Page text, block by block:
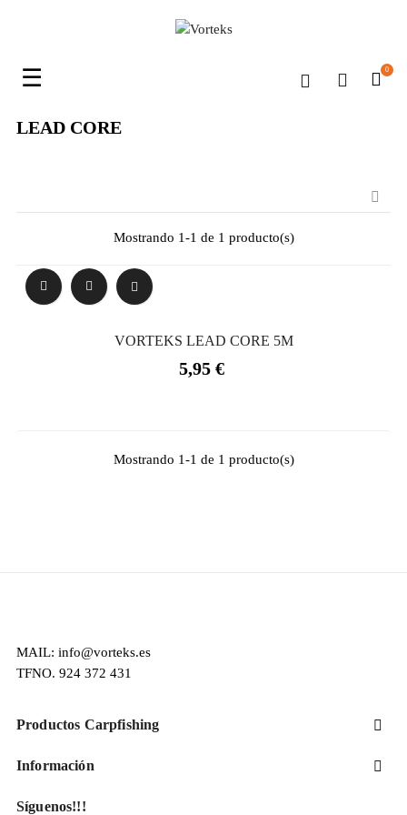
Navegación
palanca
☰ 0
LEAD CORE

Mostrando 1-1 de 1 producto(s)
VORTEKS LEAD CORE 5M
Precio
5,95 €
Mostrando 1-1 de 1 producto(s)
MAIL: info@vorteks.es
TFNO. 924 372 431
Productos Carpfishing 
Información 
Síguenos!!!